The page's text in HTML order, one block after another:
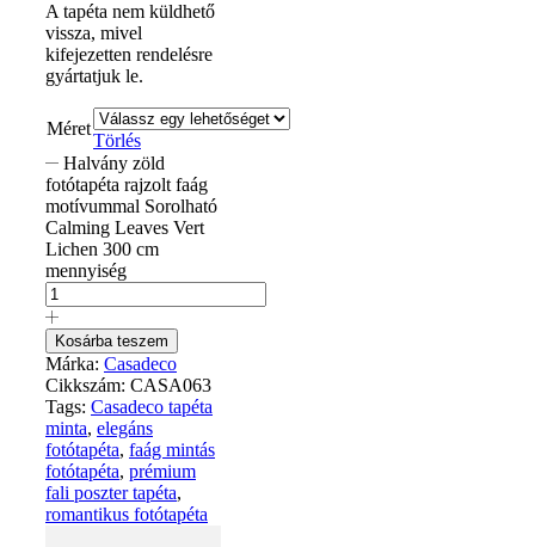
A tapéta nem küldhető
vissza, mivel
kifejezetten rendelésre
gyártatjuk le.
Méret
Törlés
Halvány zöld
fotótapéta rajzolt faág
motívummal Sorolható
Calming Leaves Vert
Lichen 300 cm
mennyiség
Kosárba teszem
Márka: Casadeco
Cikkszám: CASA063
Tags: Casadeco tapéta
minta, elegáns
fotótapéta, faág mintás
fotótapéta, prémium
fali poszter tapéta,
romantikus fotótapéta